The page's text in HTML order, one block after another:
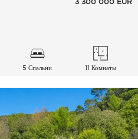
5 Спальни 11 Комнаты